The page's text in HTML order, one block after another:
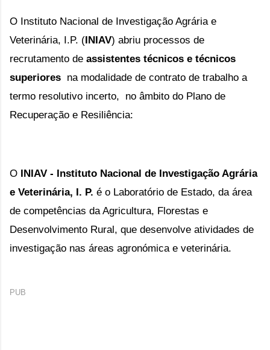
O Instituto Nacional de Investigação Agrária e
Veterinária, I.P. (INIAV) abriu processos de
recrutamento de assistentes técnicos e técnicos
superiores na modalidade de contrato de trabalho a
termo resolutivo incerto, no âmbito do Plano de
Recuperação e Resiliência:
O INIAV - Instituto Nacional de Investigação Agrária
e Veterinária, I. P. é o Laboratório de Estado, da área
de competências da Agricultura, Florestas e
Desenvolvimento Rural, que desenvolve atividades de
investigação nas áreas agronómica e veterinária.
PUB